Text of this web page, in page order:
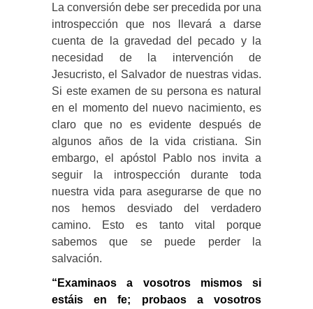
La conversión debe ser precedida por una
introspección que nos llevará a darse
cuenta de la gravedad del pecado y la
necesidad de la intervención de
Jesucristo, el Salvador de nuestras vidas.
Si este examen de su persona es natural
en el momento del nuevo nacimiento, es
claro que no es evidente después de
algunos años de la vida cristiana. Sin
embargo, el apóstol Pablo nos invita a
seguir la introspección durante toda
nuestra vida para asegurarse de que no
nos hemos desviado del verdadero
camino. Esto es tanto vital porque
sabemos que se puede perder la
salvación.
“Examinaos a vosotros mismos si
estáis en fe; probaos a vosotros